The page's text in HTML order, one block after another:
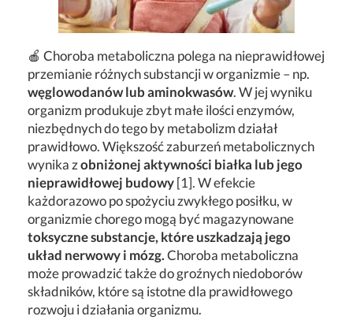
🍎 Choroba metaboliczna polega na nieprawidłowej
przemianie różnych substancji w organizmie – np.
węglowodanów lub aminokwasów. W jej wyniku
organizm produkuje zbyt małe ilości enzymów,
niezbędnych do tego by metabolizm działał
prawidłowo. Większość zaburzeń metabolicznych
wynika zobniżonej aktywności białka lub jego
nieprawidłowej budowy[1]. W efekcie
każdorazowo po spożyciu zwykłego posiłku, w
organizmie chorego mogą być magazynowane
toksyczne substancje, które uszkadzają jego
układ nerwowy i mózg.Choroba metaboliczna
może prowadzić także do groźnych niedoborów
składników, które są istotne dla prawidłowego
rozwoju i działania organizmu.